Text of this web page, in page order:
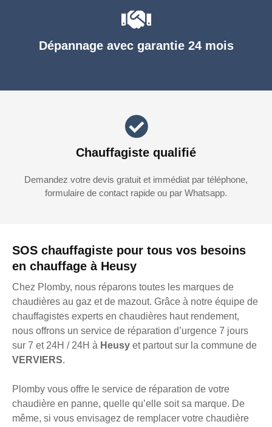
SOS chauffagiste pour tous vos besoins
en chauffage à Heusy
Chez Plomby, nous réparons toutes les marques de
chaudières au gaz et de mazout. Grâce à notre équipe de
chauffagistes experts en chaudières haut rendement,
nous offrons un service de réparation d’urgence 7 jours
sur 7 et 24H / 24H à Heusy et partout sur la commune de
VERVIERS.
Plomby vous offre le service de réparation de votre
chaudière en panne, quelle qu’elle soit sa marque. De
même, si vous envisagez de remplacer votre chaudière
Dépannage avec garantie 24 mois
Chauffagiste qualifié
Demandez votre devis gratuit et immédiat par téléphone,
formulaire de contact rapide ou par Whatsapp.